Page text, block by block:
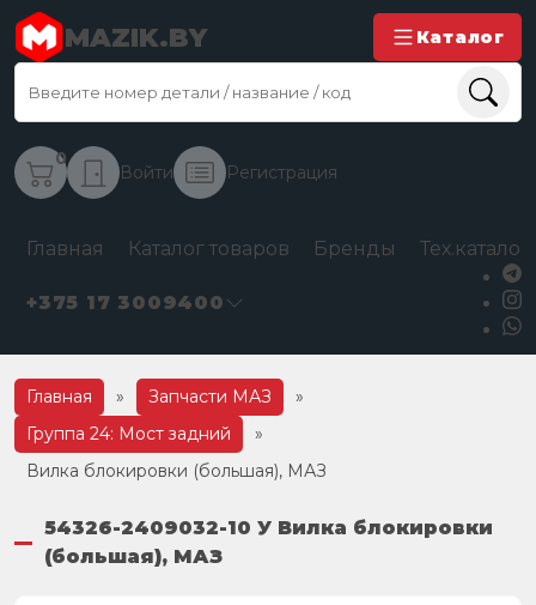
MAZIK.BY Каталог
0
Войти Регистрация
Главная Каталог товаров Бренды
+375 17 3009400
Главная » Запчасти МАЗ
»
Группа 24: Мост задний
»
Вилка блокировки (большая), МАЗ
54326-2409032-10 У Вилка блокировки
(большая), МАЗ